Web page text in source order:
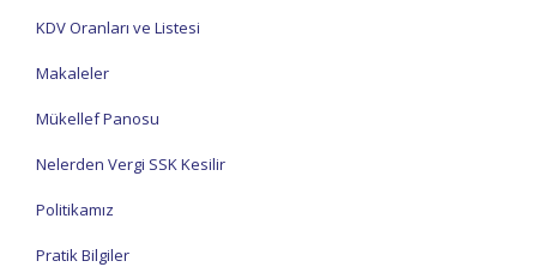
KDV Oranları ve Listesi
Makaleler
Mükellef Panosu
Nelerden Vergi SSK Kesilir
Politikamız
Pratik Bilgiler